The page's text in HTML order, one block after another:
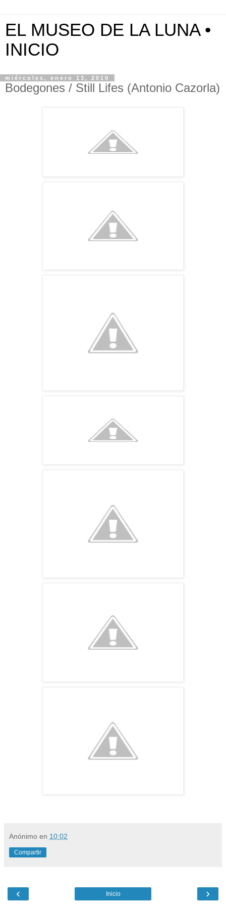
EL MUSEO DE LA LUNA •
INICIO
miércoles, enero 13, 2010
Bodegones / Still Lifes (Antonio Cazorla)
Anónimo en 10:02
Compartir
‹ ›
Inicio